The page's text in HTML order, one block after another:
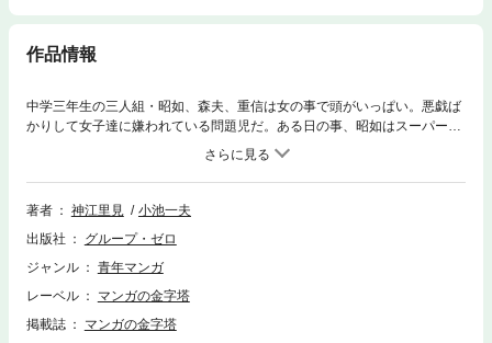
作品情報
中学三年生の三人組・昭如、森夫、重信は女の事で頭がいっぱい。悪戯ば
かりして女子達に嫌われている問題児だ。ある日の事、昭如はスーパー
で、見ず知らずの大人の女性に一目惚れした。偶然チラ見えしたスカート
の奥が彼を興奮させた。悶々とする彼は、卵に愛のメッセージを書いて女
性に渡す、という作戦を思い付き…。──エネルギーを持て余したヤリた
い盛りの少年達を描く青春ギャグ！
著者 神江里見
小池一夫
出版社
グループ・ゼロ
ジャンル
青年マンガ
レーベル
マンガの金字塔
掲載誌
マンガの金字塔